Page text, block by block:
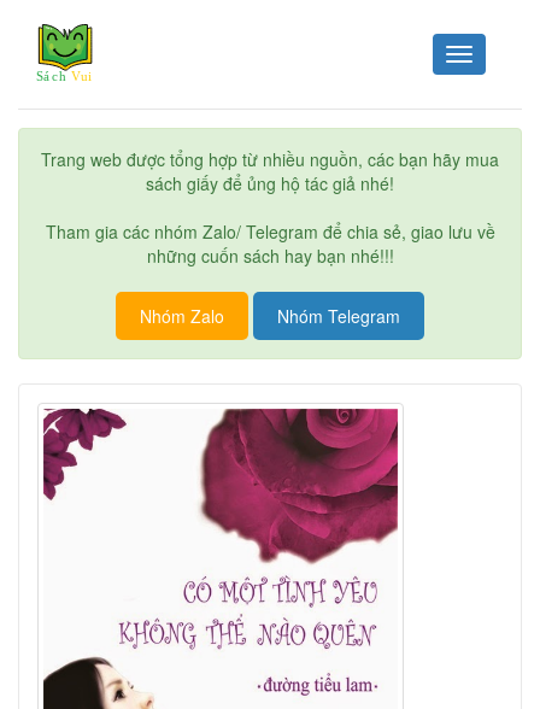
Toggle
navigation
Trang web được tổng hợp từ nhiều nguồn, các bạn hãy mua
sách giấy để ủng hộ tác giả nhé!
Tham gia các nhóm Zalo/ Telegram để chia sẻ, giao lưu về
những cuốn sách hay bạn nhé!!!
Nhóm Zalo Nhóm Telegram